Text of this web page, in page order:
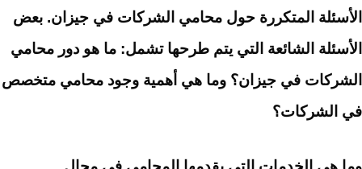
الأسئلة المتكررة حول محامي الشركات في جيزان. بعض
الأسئلة الشائعة التي يتم طرحها تشمل: ما هو دور محامي
الشركات في جيزان؟ وما هي أهمية وجود محامي متخصص
في الشركات؟